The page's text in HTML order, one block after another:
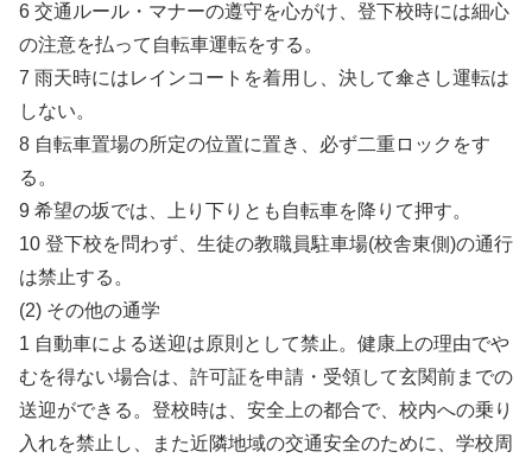
6 交通ルール・マナーの遵守を心がけ、登下校時には細心
の注意を払って自転車運転をする。
7 雨天時にはレインコートを着用し、決して傘さし運転は
しない。
8 自転車置場の所定の位置に置き、必ず二重ロックをす
る。
9 希望の坂では、上り下りとも自転車を降りて押す。
10 登下校を問わず、生徒の教職員駐車場(校舎東側)の通行
は禁止する。
(2) その他の通学
1 自動車による送迎は原則として禁止。健康上の理由でや
むを得ない場合は、許可証を申請・受領して玄関前までの
送迎ができる。登校時は、安全上の都合で、校内への乗り
入れを禁止し、また近隣地域の交通安全のために、学校周